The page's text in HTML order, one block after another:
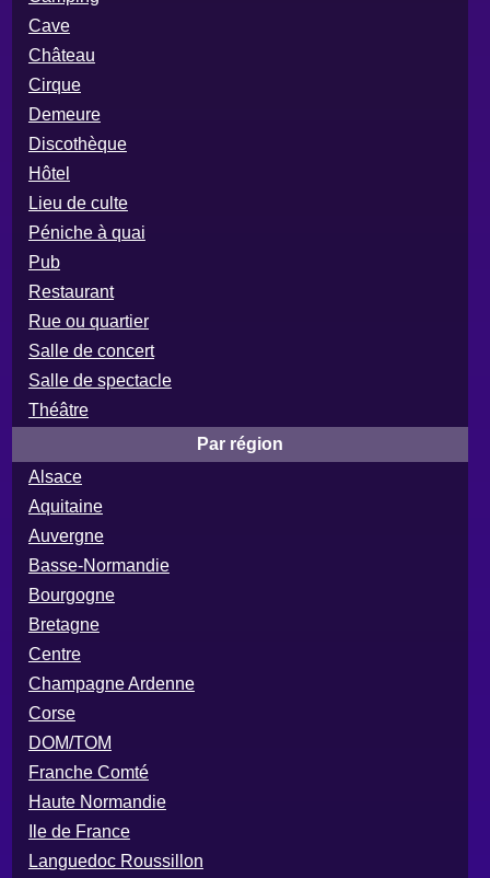
Cave
Château
Cirque
Demeure
Discothèque
Hôtel
Lieu de culte
Péniche à quai
Pub
Restaurant
Rue ou quartier
Salle de concert
Salle de spectacle
Théâtre
Par région
Alsace
Aquitaine
Auvergne
Basse-Normandie
Bourgogne
Bretagne
Centre
Champagne Ardenne
Corse
DOM/TOM
Franche Comté
Haute Normandie
Ile de France
Languedoc Roussillon